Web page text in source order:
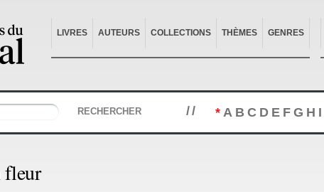
LIVRES AUTEURS COLLECTIONS THÈMES GENRES
RECHERCHER // * A B C D E F G H I
fleur